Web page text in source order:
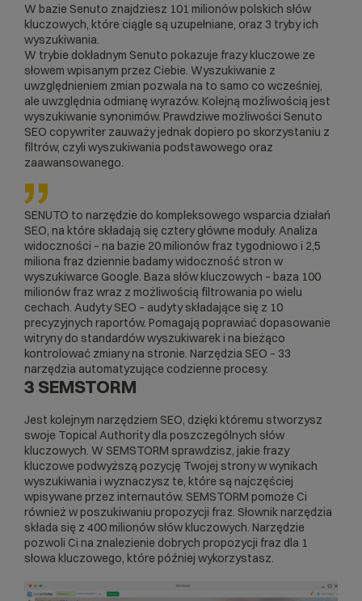
W bazie Senuto znajdziesz 101 milionów polskich słów
kluczowych, które ciągle są uzupełniane, oraz 3 tryby ich
wyszukiwania.
W trybie dokładnym Senuto pokazuje frazy kluczowe ze
słowem wpisanym przez Ciebie. Wyszukiwanie z
uwzględnieniem zmian pozwala na to samo co wcześniej,
ale uwzględnia odmianę wyrazów. Kolejną możliwością jest
wyszukiwanie synonimów. Prawdziwe możliwości Senuto
SEO copywriter zauważy jednak dopiero po skorzystaniu z
filtrów, czyli wyszukiwania podstawowego oraz
zaawansowanego.
SENUTO to narzędzie do kompleksowego wsparcia działań
SEO, na które składają się cztery główne moduły. Analiza
widoczności – na bazie 20 milionów fraz tygodniowo i 2,5
miliona fraz dziennie badamy widoczność stron w
wyszukiwarce Google. Baza słów kluczowych – baza 100
milionów fraz wraz z możliwością filtrowania po wielu
cechach. Audyty SEO – audyty składające się z 10
precyzyjnych raportów. Pomagają poprawiać dopasowanie
witryny do standardów wyszukiwarek i na bieżąco
kontrolować zmiany na stronie. Narzędzia SEO – 33
narzędzia automatyzujące codzienne procesy.
3 SEMSTORM
Jest kolejnym narzędziem SEO, dzięki któremu stworzysz
swoje Topical Authority dla poszczególnych słów
kluczowych. W SEMSTORM sprawdzisz, jakie frazy
kluczowe podwyższą pozycję Twojej strony w wynikach
wyszukiwania i wyznaczysz te, które są najczęściej
wpisywane przez internautów. SEMSTORM pomoże Ci
również w poszukiwaniu propozycji fraz. Słownik narzędzia
składa się z 400 milionów słów kluczowych. Narzędzie
pozwoli Ci na znalezienie dobrych propozycji fraz dla 1
słowa kluczowego, które później wykorzystasz.